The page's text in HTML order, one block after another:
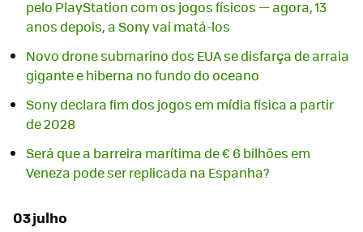
pelo PlayStation com os jogos físicos — agora, 13
anos depois, a Sony vai matá-los
Novo drone submarino dos EUA se disfarça de arraia
gigante e hiberna no fundo do oceano
Sony declara fim dos jogos em mídia física a partir
de 2028
Será que a barreira marítima de € 6 bilhões em
Veneza pode ser replicada na Espanha?
03 julho